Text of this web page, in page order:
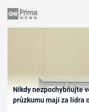
Nikdy nezpochybňujte
průzkumu mají za lídra